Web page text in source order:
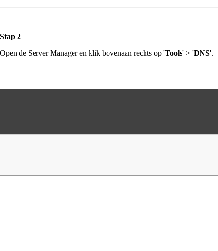
Stap 2
Open de Server Manager en klik bovenaan rechts op 'Tools' > 'DNS'.